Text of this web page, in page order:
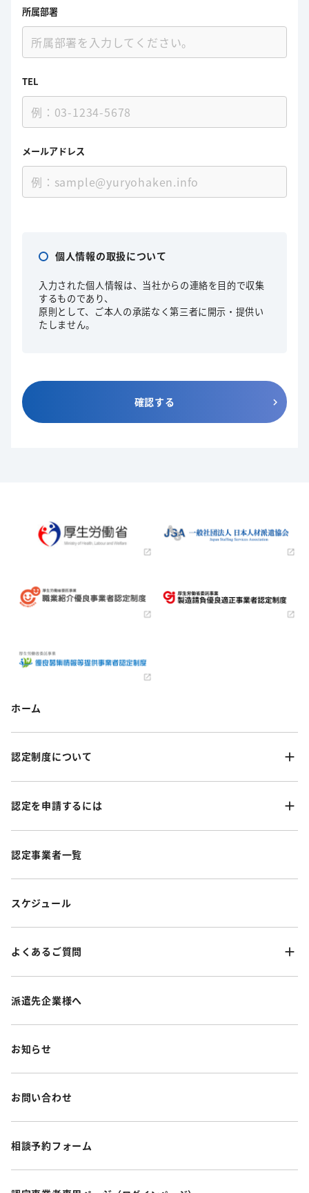
所属部署
TEL
メールアドレス
個人情報の取扱について
入力された個人情報は、当社からの連絡を目的で収集
するものであり、
原則として、ご本人の承諾なく第三者に開示・提供い
たしません。
確認する
ホーム
認定制度について
認定を申請するには
認定事業者一覧
スケジュール
よくあるご質問
派遣先企業様へ
お知らせ
お問い合わせ
相談予約フォーム